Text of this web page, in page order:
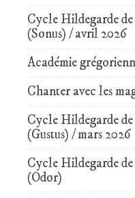
Cycle Hildegarde
(Sonus) / avril 2026
Académie
Chanter avec les
Cycle Hildegarde
(Gustus) / mars 2026
Cycle Hildegarde
(Odor)